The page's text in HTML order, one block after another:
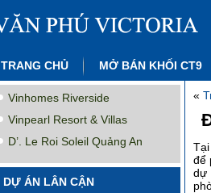
TRANG CHỦ MỞ BÁN KHỐI CT9
Vinhomes Riverside
Vinpearl Resort & Villas
D’. Le Roi Soleil Quảng An
DỰ ÁN LÂN CẬN
«
để
dự